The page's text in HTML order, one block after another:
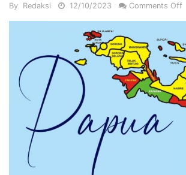
By Redaksi 12/10/2023 Comments Off